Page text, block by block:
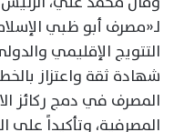
شهادة ثقة واعتزاز
المصرف في دمج ركائز
المصرفية، وتأكيداً على